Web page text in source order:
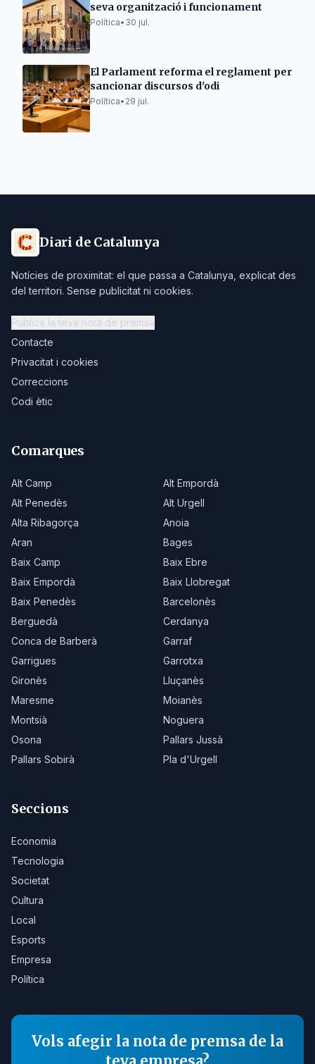
seva organització i funcionament
Política• 30 jul.
El Parlament reforma el reglament per
sancionar discursos d'odi
Política• 29 jul.
Diari de Catalunya
Notícies de proximitat: el que passa a Catalunya, explicat des
del territori. Sense publicitat ni cookies.
Publica la teva nota de premsa
Contacte
Privacitat i cookies
Correccions
Codi ètic
Comarques
Alt Camp
Alt Empordà
Alt Penedès
Alt Urgell
Alta Ribagorça
Anoia
Aran
Bages
Baix Camp
Baix Ebre
Baix Empordà
Baix Llobregat
Baix Penedès
Barcelonès
Berguedà
Cerdanya
Conca de Barberà
Garraf
Garrigues
Garrotxa
Gironès
Lluçanès
Maresme
Moianès
Montsià
Noguera
Osona
Pallars Jussà
Pallars Sobirà
Pla d'Urgell
Seccions
Economia
Tecnologia
Societat
Cultura
Local
Esports
Empresa
Política
Vols afegir la nota de premsa de la